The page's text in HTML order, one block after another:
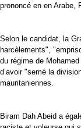
prononcé en en Arabe,
Selon le candidat, la
harcèlements",
du régime de
d’avoir "semé la
mauritaniennes.
Biram Dah Abeid a